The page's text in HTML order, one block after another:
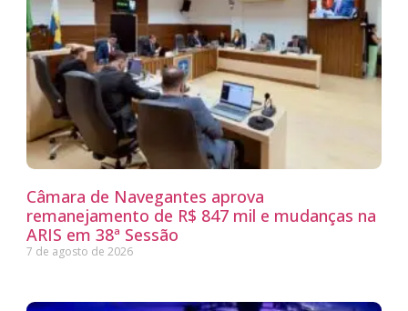
Câmara de Navegantes aprova
remanejamento de R$ 847 mil e mudanças na
ARIS em 38ª Sessão
7 de agosto de 2026